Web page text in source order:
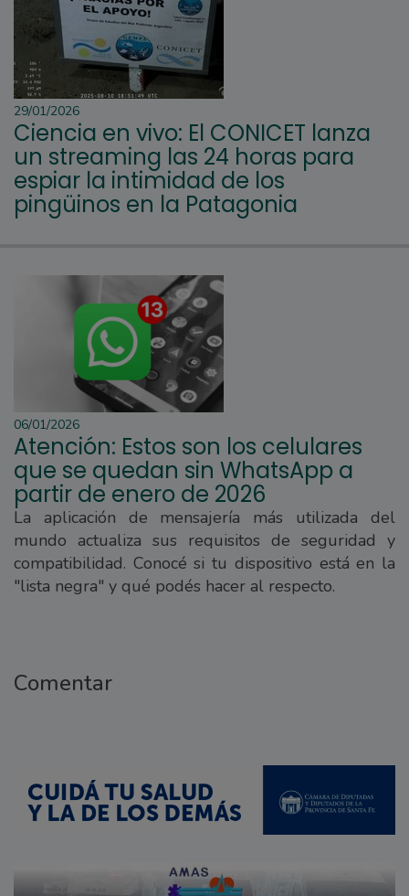
29/01/2026
Ciencia en vivo: El CONICET lanza
un streaming las 24 horas para
espiar la intimidad de los
pingüinos en la Patagonia
06/01/2026
Atención: Estos son los celulares
que se quedan sin WhatsApp a
partir de enero de 2026
La aplicación de mensajería más utilizada del
mundo actualiza sus requisitos de seguridad y
compatibilidad. Conocé si tu dispositivo está en la
"lista negra" y qué podés hacer al respecto.
Comentar